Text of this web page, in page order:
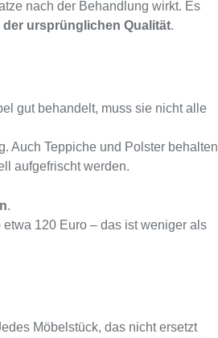
nach der Behandlung wirkt. Es
ursprünglichen Qualität.
gut behandelt, muss sie nicht alle
Auch Teppiche und Polster behalten
aufgefrischt werden.
.
120 Euro – das ist weniger als
Möbelstück, das nicht ersetzt